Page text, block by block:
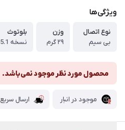
ویژگی‌ها
نوع اتصال
بی سیم
وزن
۲۹ گرم
بلوتوث
نسخه 5.1
محصول مورد نظر موجود نمی‌باشد.
موجود در انبار ارسال سریع